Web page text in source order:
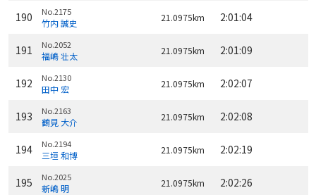
190 No.2175
竹内 誠史 21.0975km 2:01:04
191 No.2052
福嶋 壮太 21.0975km 2:01:09
192 No.2130
田中 宏 21.0975km 2:02:07
193 No.2163
鶴見 大介 21.0975km 2:02:08
194 No.2194
三垣 和博 21.0975km 2:02:19
195 No.2025
新嶋 明 21.0975km 2:02:26